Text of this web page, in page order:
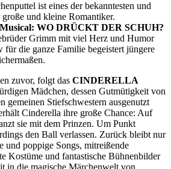
ist eines der bekanntesten und
und kleine Romantiker.
WO DRÜCKT DER SCHUH?
Grimm mit viel Herz und Humor
die ganze Familie begeistert jüngere
zuvor, folgt das CINDERELLA
Mädchen, dessen Gutmütigkeit von
gemeinen Stiefschwestern ausgenutzt
Cinderella ihre große Chance: Auf
sie mit dem Prinzen. Um Punkt
den Ball verlassen. Zurück bleibt nur
poppige Songs, mitreißende
Kostüme und fantastische Bühnenbilder